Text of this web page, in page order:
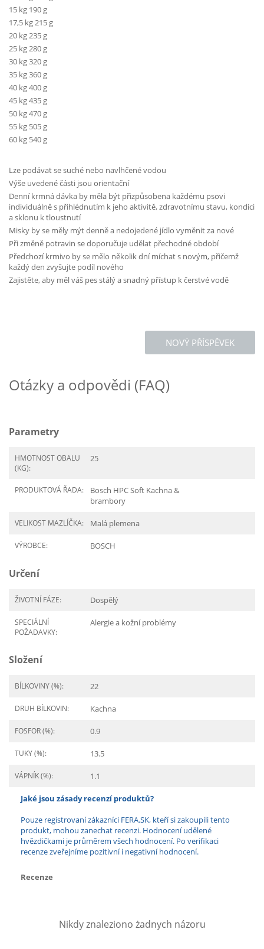
15 kg 190 g
17,5 kg 215 g
20 kg 235 g
25 kg 280 g
30 kg 320 g
35 kg 360 g
40 kg 400 g
45 kg 435 g
50 kg 470 g
55 kg 505 g
60 kg 540 g
Lze podávat se suché nebo navlhčené vodou
Výše uvedené části jsou orientační
Denní krmná dávka by měla být přizpůsobena každému psovi
individuálně s přihlédnutím k jeho aktivitě, zdravotnímu stavu, kondici
a sklonu k tloustnutí
Misky by se měly mýt denně a nedojedené jídlo vyměnit za nové
Při změně potravin se doporučuje udělat přechodné období
Předchozí krmivo by se mělo několik dní míchat s novým, přičemž
každý den zvyšujte podíl nového
Zajistěte, aby měl váš pes stálý a snadný přístup k čerstvé vodě
NOVÝ PŘÍSPĚVEK
Otázky a odpovědi (FAQ)
Parametry
HMOTNOST OBALU
(KG):
25
PRODUKTOVÁ ŘADA:
Bosch HPC Soft Kachna &
brambory
VELIKOST MAZLÍČKA: Malá plemena
VÝROBCE: BOSCH
Určení
ŽIVOTNÍ FÁZE: Dospělý
SPECIÁLNÍ
POŽADAVKY:
Alergie a kožní problémy
Složení
BÍLKOVINY (%): 22
DRUH BÍLKOVIN: Kachna
FOSFOR (%): 0.9
TUKY (%): 13.5
VÁPNÍK (%): 1.1
Jaké jsou zásady recenzí produktů?
Pouze registrovaní zákazníci FERA.SK, kteří si zakoupili tento
produkt, mohou zanechat recenzi. Hodnocení udělené
hvězdičkami je průměrem všech hodnocení. Po verifikaci
recenze zveřejníme pozitivní i negativní hodnocení.
Recenze
Nikdy znaleziono żadnych názoru